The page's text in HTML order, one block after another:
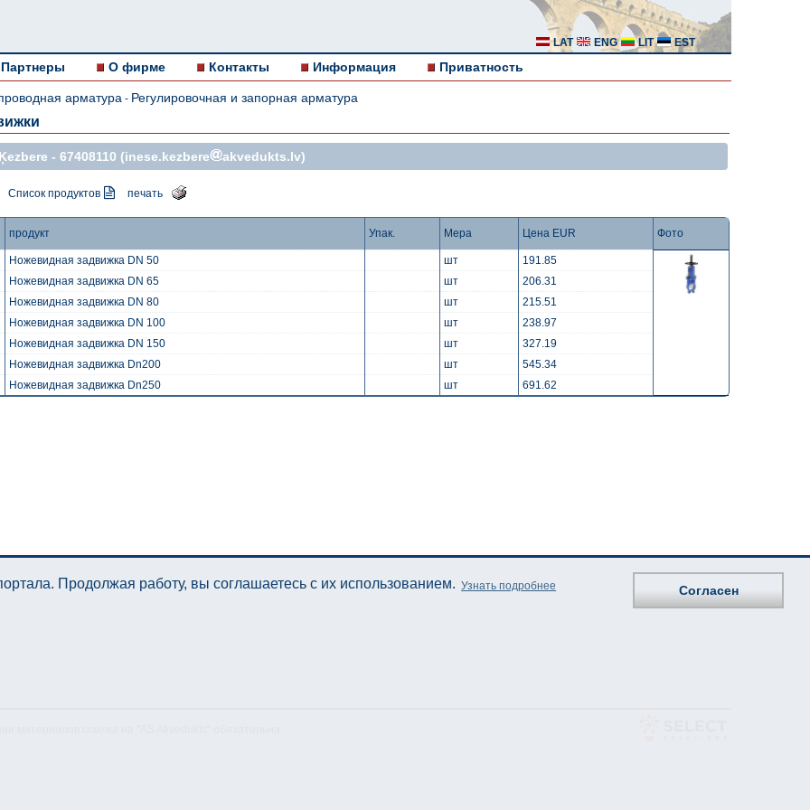
LAT ENG LIT EST
Партнеры О фирме Контакты Информация Приватность
арматура - Регулировочная и запорная арматура
- 67408110 (inese.kezbere akvedukts.lv)
Список продуктов печать
продукт Упак. Мера Цена EUR Фото
Ножевидная задвижка DN 50 шт
191.85
Ножевидная задвижка DN 65 шт
206.31
Ножевидная задвижка DN 80 шт
215.51
Ножевидная задвижка DN 100 шт
238.97
Ножевидная задвижка DN 150 шт
327.19
Ножевидная задвижка Dn200 шт
545.34
Ножевидная задвижка Dn250 шт 691.62
Продолжая работу, вы соглашаетесь с их использованием. Узнать подробнее Согласен